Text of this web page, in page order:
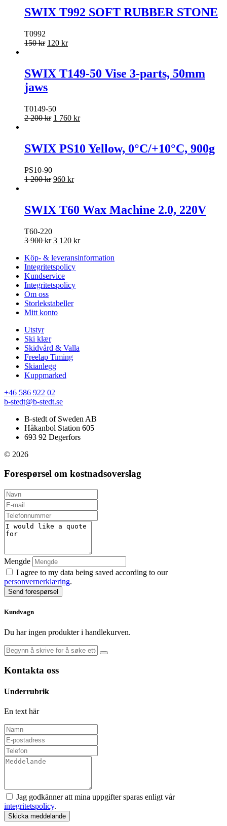
SWIX T992 SOFT RUBBER STONE
T0992
150kr 120 kr
SWIX T149-50 Vise 3-parts, 50mm
jaws
T0149-50
2 200kr 1 760 kr
SWIX PS10 Yellow, 0°C/+10°C, 900g
PS10-90
1 200kr 960 kr
SWIX T60 Wax Machine 2.0, 220V
T60-220
3 900kr 3 120 kr
Köp- & leveransinformation
Integritetspolicy
Kundservice
Integritetspolicy
Om oss
Storlekstabeller
Mitt konto
Utstyr
Ski klær
Skidvård & Valla
Freelap Timing
Skianlegg
Kuppmarked
+46 586 922 02
b-stedt@b-stedt.se
B-stedt of Sweden AB
Håkanbol Station 605
693 92 Degerfors
© 2026
Forespørsel om kostnadsoverslag
Mengde
I agree to my data being saved according to our
personvernerklæring.
Send forespørsel
Kundvagn
Du har ingen produkter i handlekurven.
Kontakta oss
Underrubrik
En text här
Jag godkänner att mina uppgifter sparas enligt vår
integritetspolicy.
Skicka meddelande